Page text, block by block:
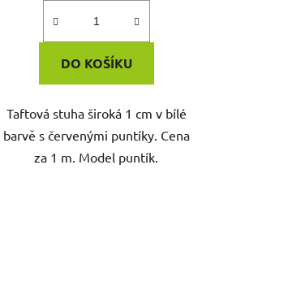
DO KOŠÍKU
Taftová stuha široká 1 cm v bílé
barvě s červenými puntíky. Cena
za 1 m. Model puntík.